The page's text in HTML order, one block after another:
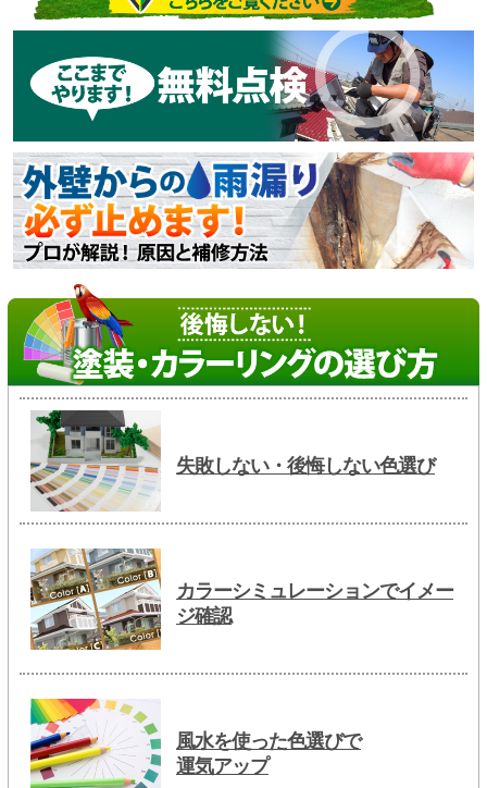
失敗しない・後悔しない色選び
カラーシミュレーションでイメー
ジ確認
風水を使った色選びで
運気アップ